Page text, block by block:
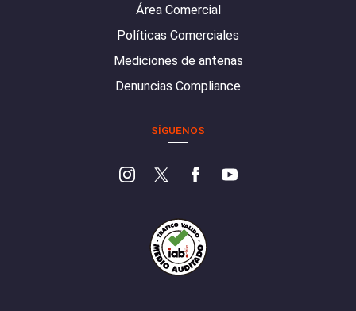
Área Comercial
Políticas Comerciales
Mediciones de antenas
Denuncias Compliance
SÍGUENOS